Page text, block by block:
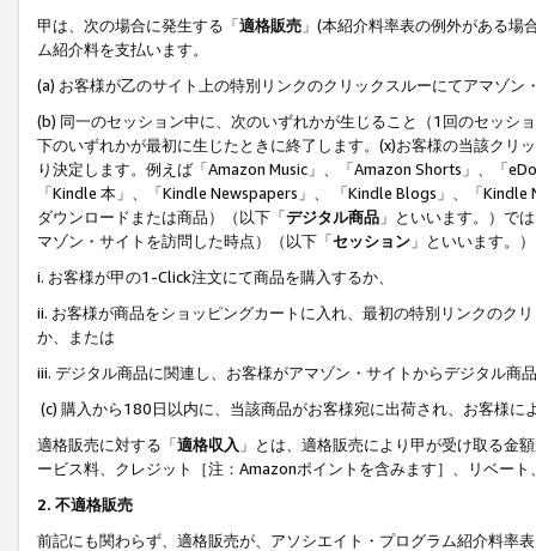
甲は、次の場合に発生する「適格販売 」(本紹介料率表の例外がある
ム紹介料を支払います。
(a) お客様が乙のサイト上の特別リンクのクリックスルーにてアマゾン
(b) 同一のセッション中に、次のいずれかが生じること（1回のセッシ
下のいずれかが最初に生じたときに終了します。(x)お客様の当該ク
り決定します。例えば「Amazon Music」、「Amazon Shorts」、「
「Kindle 本」、「Kindle Newspapers」、 「Kindle Blogs」、「
ダウンロードまたは商品）（以下「デジタル商品 」といいます。）で
マゾン・サイトを訪問した時点）（以下「セッション 」といいます。
i. お客様が甲の1-Click注文にて商品を購入するか、
ii. お客様が商品をショッピングカートに入れ、最初の特別リンクのク
か、または
iii. デジタル商品に関連し、お客様がアマゾン・サイトからデジタル
(c) 購入から180日以内に、当該商品がお客様宛に出荷され、お客様
適格販売に対する「適格収入 」とは、適格販売により甲が受け取る金
ービス料、クレジット［注：Amazonポイントを含みます］、リベー
2. 不適格販売
前記にも関わらず、適格販売が、アソシエイト・プログラム紹介料率